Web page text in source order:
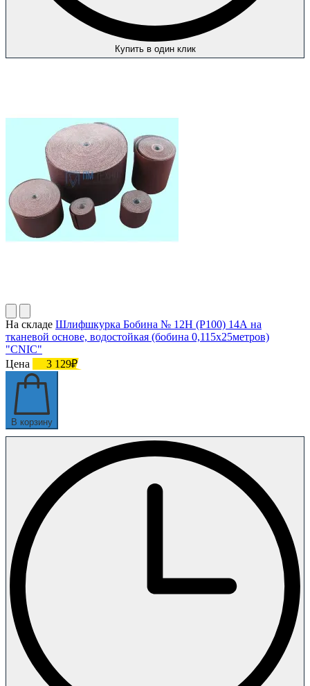
Купить в один клик
На складе Шлифшкурка Бобина № 12Н (P100) 14А на
тканевой основе, водостойкая (бобина 0,115х25метров)
"CNIC"
Цена
3 129₽
В корзину